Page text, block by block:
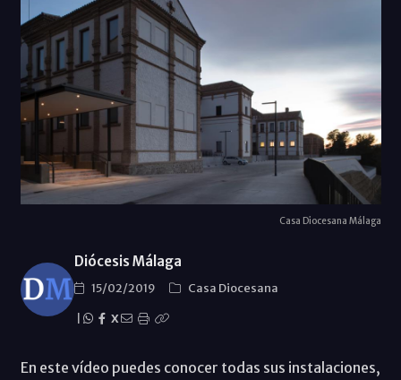
Casa Diocesana Málaga
Diócesis Málaga
15/02/2019
Casa Diocesana
X
En este vídeo puedes conocer todas sus instalaciones,